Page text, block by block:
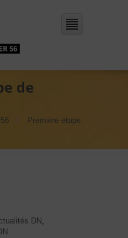
de
Première étape
DN ,